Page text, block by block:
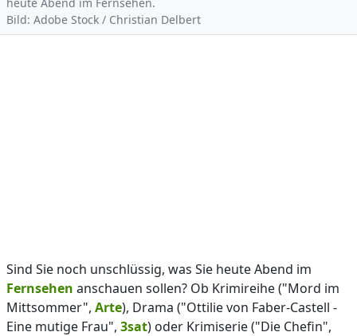
Bild: Adobe Stock / Christian Delbert
Sind Sie noch unschlüssig, was Sie heute Abend im
Fernsehen anschauen sollen? Ob Krimireihe ("Mord im
Mittsommer", Arte), Drama ("Ottilie von Faber-Castell -
Eine mutige Frau", 3sat) oder Krimiserie ("Die Chefin",